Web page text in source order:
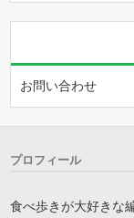
お問い合わせ
プロフィール
食べ歩きが大好きな